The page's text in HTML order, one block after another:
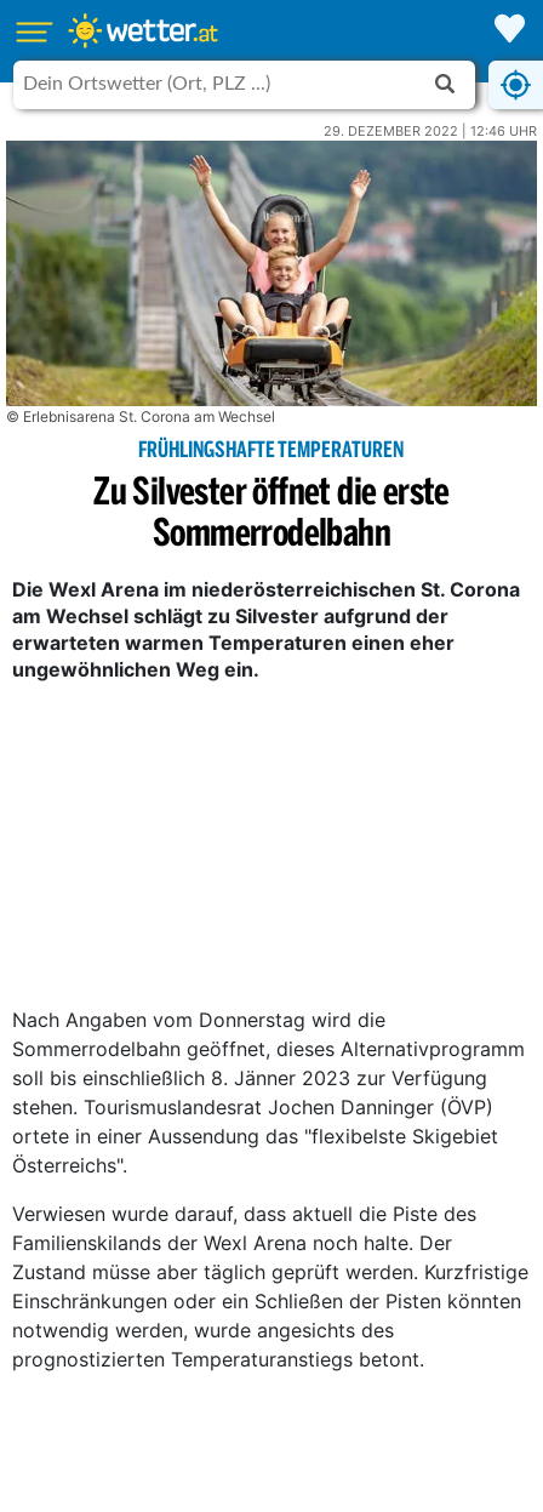
29. DEZEMBER 2022 | 12:46 UHR
© Erlebnisarena St. Corona am Wechsel
FRÜHLINGSHAFTE TEMPERATUREN
Zu Silvester öffnet die erste
Sommerrodelbahn
Die Wexl Arena im niederösterreichischen St. Corona
am Wechsel schlägt zu Silvester aufgrund der
erwarteten warmen Temperaturen einen eher
ungewöhnlichen Weg ein.
Nach Angaben vom Donnerstag wird die
Sommerrodelbahn geöffnet, dieses Alternativprogramm
soll bis einschließlich 8. Jänner 2023 zur Verfügung
stehen. Tourismuslandesrat Jochen Danninger (ÖVP)
ortete in einer Aussendung das "flexibelste Skigebiet
Österreichs".
Verwiesen wurde darauf, dass aktuell die Piste des
Familienskilands der Wexl Arena noch halte. Der
Zustand müsse aber täglich geprüft werden. Kurzfristige
Einschränkungen oder ein Schließen der Pisten könnten
notwendig werden, wurde angesichts des
prognostizierten Temperaturanstiegs betont.